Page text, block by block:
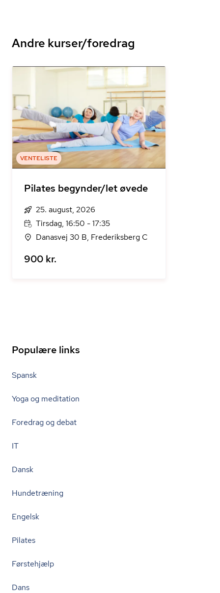
Andre kurser/foredrag
VENTELISTE
Pilates begynder/let øvede
25. august, 2026
Tirsdag, 16:50 - 17:35
Danasvej 30 B, Frederiksberg C
900 kr.
Populære links
Spansk
Yoga og meditation
Foredrag og debat
IT
Dansk
Hundetræning
Engelsk
Pilates
Førstehjælp
Dans